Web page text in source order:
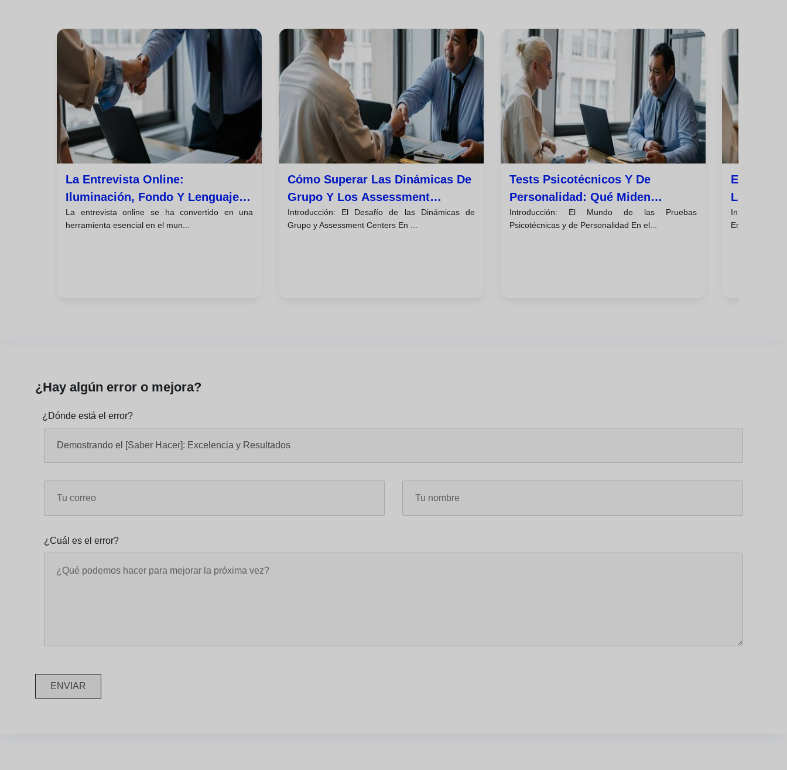
La Entrevista Online:
Iluminación, Fondo Y Lenguaje
No Verbal En Cámara
La entrevista online se ha convertido en una
herramienta esencial en el mun...
Cómo Superar Las Dinámicas De
Grupo Y Los Assessment
Centers
Introducción: El Desafío de las Dinámicas de
Grupo y Assessment Centers En ...
Tests Psicotécnicos Y De
Personalidad: Qué Miden
Realmente
Introducción: El Mundo de las Pruebas
Psicotécnicas y de Personalidad En el...
Las Soft
Introducción:
Empleo En el
¿Hay algún error o mejora?
¿Dónde está el error?
¿Cuál es el error?
ENVIAR